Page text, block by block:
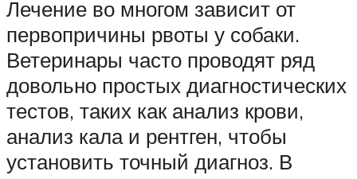
Лечение во многом зависит от
первопричины рвоты у собаки.
Ветеринары часто проводят ряд
довольно простых диагностических
тестов, таких как анализ крови,
анализ кала и рентген, чтобы
установить точный диагноз. В